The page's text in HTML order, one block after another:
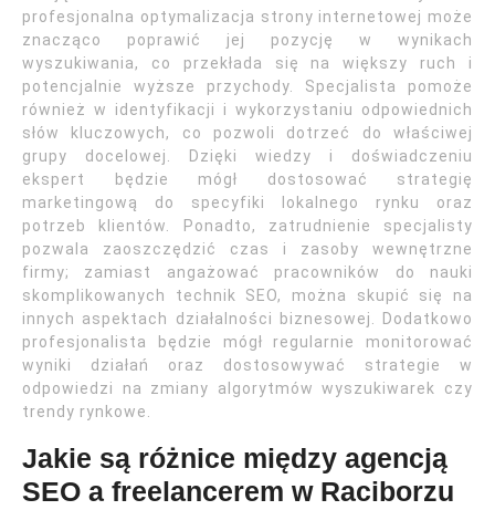
profesjonalna optymalizacja strony internetowej może
znacząco poprawić jej pozycję w wynikach
wyszukiwania, co przekłada się na większy ruch i
potencjalnie wyższe przychody. Specjalista pomoże
również w identyfikacji i wykorzystaniu odpowiednich
słów kluczowych, co pozwoli dotrzeć do właściwej
grupy docelowej. Dzięki wiedzy i doświadczeniu
ekspert będzie mógł dostosować strategię
marketingową do specyfiki lokalnego rynku oraz
potrzeb klientów. Ponadto, zatrudnienie specjalisty
pozwala zaoszczędzić czas i zasoby wewnętrzne
firmy; zamiast angażować pracowników do nauki
skomplikowanych technik SEO, można skupić się na
innych aspektach działalności biznesowej. Dodatkowo
profesjonalista będzie mógł regularnie monitorować
wyniki działań oraz dostosowywać strategie w
odpowiedzi na zmiany algorytmów wyszukiwarek czy
trendy rynkowe.
Jakie są różnice między agencją
SEO a freelancerem w Raciborzu